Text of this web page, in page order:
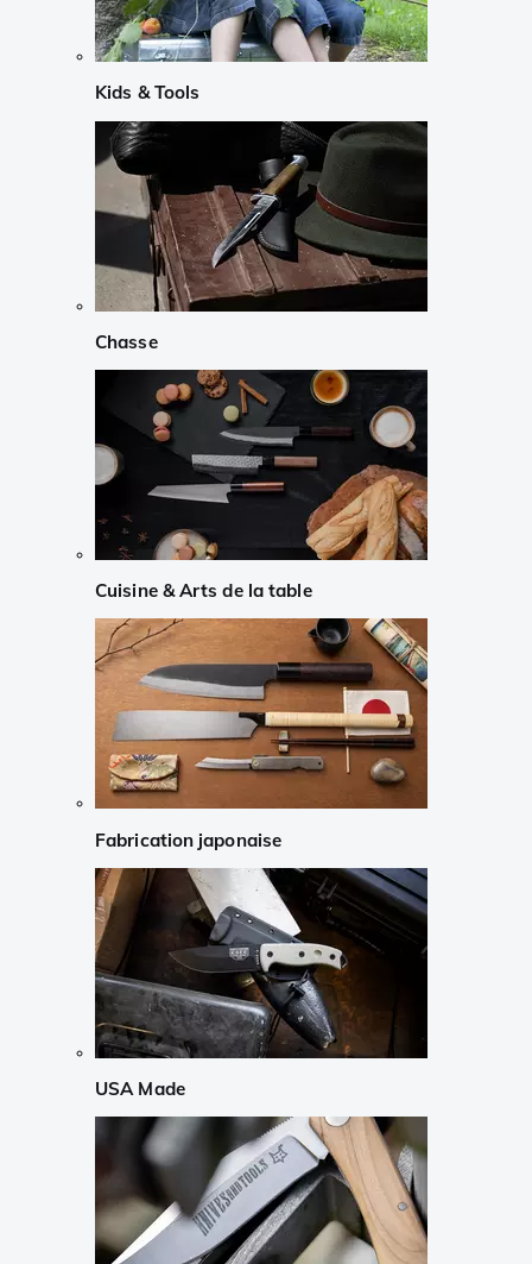
Kids & Tools
Chasse
Cuisine & Arts de la table
Fabrication japonaise
USA Made